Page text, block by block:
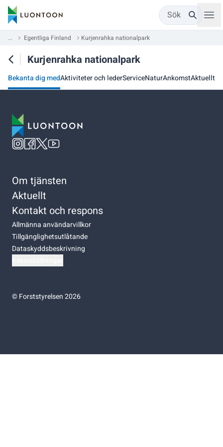
Sök
... Egentliga Finland Kurjenrahka nationalpark
Kurjenrahka nationalpark
Bekanta dig medAktiviteter och lederServiceNaturAnkomstAktuellt
Om tjänsten
Aktuellt
Kontakt och respons
Allmänna användarvillkor
Tillgänglighetsutlåtande
Dataskyddsbeskrivning
©Forststyrelsen 2026